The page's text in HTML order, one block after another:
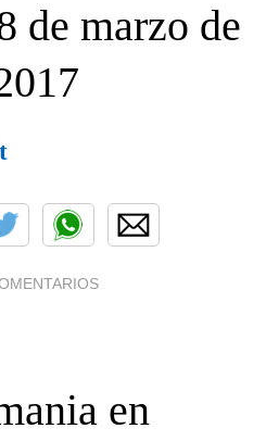
de marzo de
en